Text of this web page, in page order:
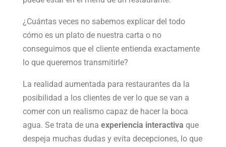
¿Cuántas veces no sabemos explicar del todo
cómo es un plato de nuestra carta o no
conseguimos que el cliente entienda exactamente
lo que queremos transmitirle?
La realidad aumentada para restaurantes da la
posibilidad a los clientes de ver lo que se van a
comer con un realismo capaz de hacer la boca
agua. Se trata de una experiencia interactiva que
despeja muchas dudas y evita decepciones, lo que